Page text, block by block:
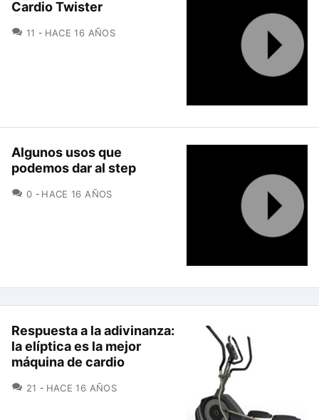
Cardio Twister
11 COMENTARIOS
HACE 16 AÑOS
Algunos usos que
podemos dar al step
0 COMENTARIOS
HACE 16 AÑOS
Respuesta a la adivinanza:
la elíptica es la mejor
máquina de cardio
21 COMENTARIOS
HACE 16 AÑOS